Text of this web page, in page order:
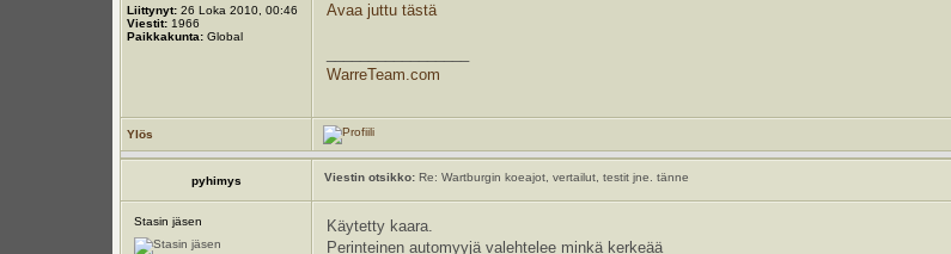
Liittynyt: 26 Loka 2010, 00:46
Viestit: 1966
Paikkakunta: Global
Avaa juttu tästä
WarreTeam.com
Ylös
pyhimys Viestin otsikko: Re: Wartburgin koeajot, vertailut, testit jne. tänne
Stasin jäsen
Käytetty kaara.
Perinteinen automyyjä valehtelee minkä kerkeää